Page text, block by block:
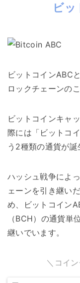
ビ
ビットコインABC
ロックチェーンの
ビットコインキャ
際には「ビットコ
う2種類の通貨が誕
ハッシュ戦争によ
ェーンを引き継い
め、ビットコイン
（BCH）の通貨単
継いでいます。
＼コイ